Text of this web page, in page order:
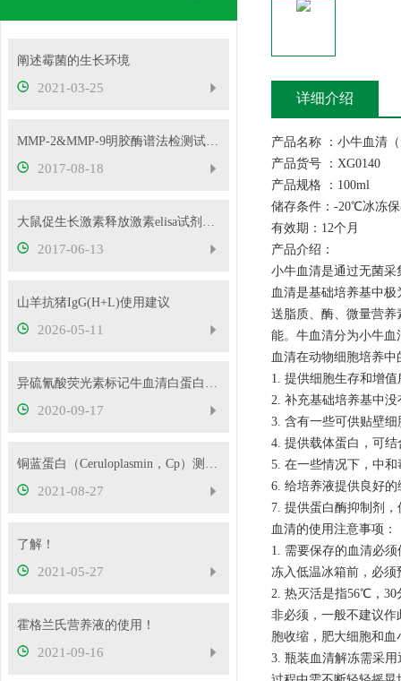
阐述霉菌的生长环境
2021-03-25
MMP-2&MMP-9明胶酶谱法检测试剂盒普及啦
2017-08-18
大鼠促生长激素释放激素elisa试剂盒太给力了
2017-06-13
山羊抗猪IgG(H+L)使用建议
2026-05-11
异硫氰酸荧光素标记牛血清白蛋白，BSA-FITC供应
2020-09-17
铜蓝蛋白（Ceruloplasmin，Cp）测定试剂盒使用说明！
2021-08-27
了解！
2021-05-27
霍格兰氏营养液的使用！
2021-09-16
详细介绍
产品名称 ：小牛血清
产品货号 ：XG0140
产品规格 ：
储存条件：-20℃冰冻
有效期：12
产品介绍：
小牛血清是通过无菌
血清是基础培养基中
送脂质、酶、微量营
能。牛血清分为小牛
血清在动物细胞培养中
1. 提供细胞生存和增
2. 补充基础培养基中
3. 含有一些可供贴壁
4. 提供载体蛋白，可
5. 在一些情况下，中
6. 给培养液提供良好的
7. 提供蛋白酶抑制剂
血清的使用注意事项：
1. 需要保存的血清必
冻入低温冰箱前，必
2. 热灭活是指56℃，30
非必须，一般不建议
胞收缩，肥大细胞和
3. 瓶装血清解冻需采